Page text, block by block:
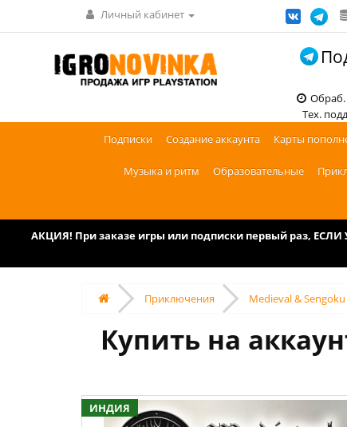
Личный кабинет
Обраб.
Тех.
Подписки Создание аккаунта Карты
Музыка и ритм Образовательные
АКЦИЯ! При заказе игры или подписки первый раз,
Приключения Medieval &
Купить на
ИНДИЯ